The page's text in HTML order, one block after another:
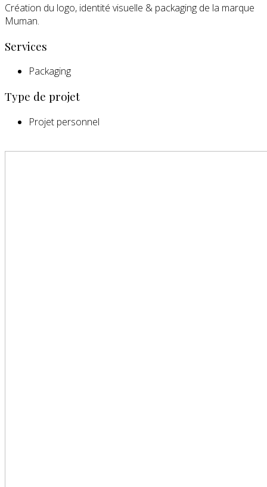
Création du logo, identité visuelle & packaging de la marque
Muman.
Services
Packaging
Type de projet
Projet personnel